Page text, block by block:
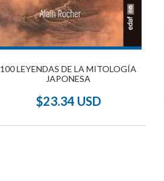
100 LEYENDAS DE LA MITOLOGÍA
JAPONESA
$23.34 USD